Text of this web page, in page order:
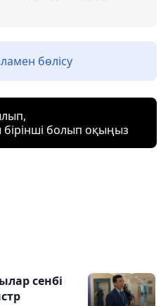
бөлісу
болып оқыңыз
сенбі